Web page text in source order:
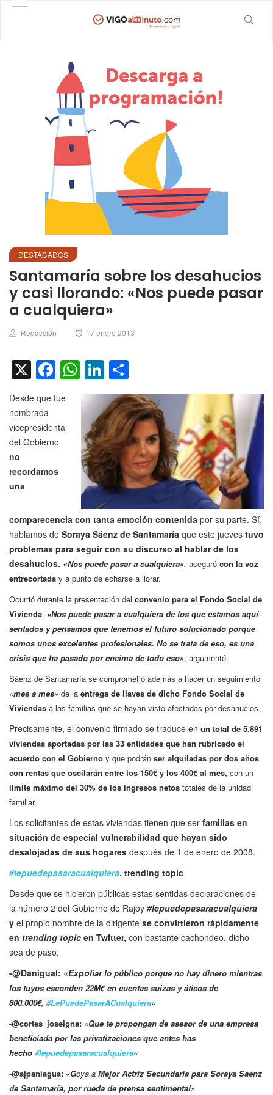
DESTACADOS
Santamaría sobre los desahucios
y casi llorando: «Nos puede pasar
a cualquiera»
Author
Redacción
Posted
17 enero 2013
X Facebook
WhatsApp
LinkedIn
Desde que fue
nombrada
vicepresidenta
del Gobierno
no
recordamos
una
comparecencia con tanta emoción contenida por su parte. Sí,
hablamos de Soraya Sáenz de Santamaría que este jueves tuvo
problemas para seguir con su discurso al hablar de los
desahucios. «Nos puede pasar a cualquiera», aseguró con la voz
entrecortada y a punto de echarse a llorar.
Ocurrió durante la presentación del convenio para el Fondo Social de
Vivienda. «Nos puede pasar a cualquiera de los que estamos aquí
sentados y pensamos que tenemos el futuro solucionado porque
somos unos excelentes profesionales. No se trata de eso, es una
crisis que ha pasado por encima de todo eso», argumentó.
Sáenz de Santamaría se comprometió además a hacer un seguimiento
«mes a mes» de la entrega de llaves de dicho Fondo Social de
Viviendas a las familias que se hayan visto afectadas por desahucios.
Precisamente, el convenio firmado se traduce en un total de 5.891
viviendas aportadas por las 33 entidades que han rubricado el
acuerdo con el Gobierno y que podrán ser alquiladas por dos años
con rentas que oscilarán entre los 150€ y los 400€ al mes, con un
límite máximo del 30% de los ingresos netos totales de la unidad
familiar.
Los solicitantes de estas viviendas tienen que ser familias en
situación de especial vulnerabilidad que hayan sido
desalojadas de sus hogares después de 1 de enero de 2008.
#lepuedepasaracualquiera, trending topic
Desde que se hicieron públicas estas sentidas declaraciones de
la número 2 del Gobierno de Rajoy #lepuedepasaracualquiera
y el propio nombre de la dirigente se convirtieron rápidamente
en trending topic en Twitter, con bastante cachondeo, dicho
sea de paso:
-@Danigual: «Expoliar lo público porque no hay dinero mientras
los tuyos esconden 22M€ en cuentas suizas y áticos de
800.000€, #LePuedePasarACualquiera«
-@cortes_joseigna: «Que te propongan de asesor de una empresa
beneficiada por las privatizaciones que antes has
hecho #lepuedepasaracualquiera«
-@ajpaniagua: «Goya a Mejor Actriz Secundaria para Soraya Saenz
de Santamaría, por rueda de prensa sentimental»